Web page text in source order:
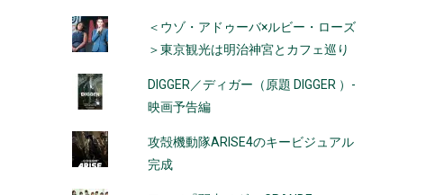
＜ウゾ・アドゥーバ×ルビー・ローズ
＞東京観光は明治神宮とカフェ巡り
DIGGER／ディガー（原題 DIGGER ）-
映画予告編
攻殻機動隊ARISE4のキービジュアル
完成